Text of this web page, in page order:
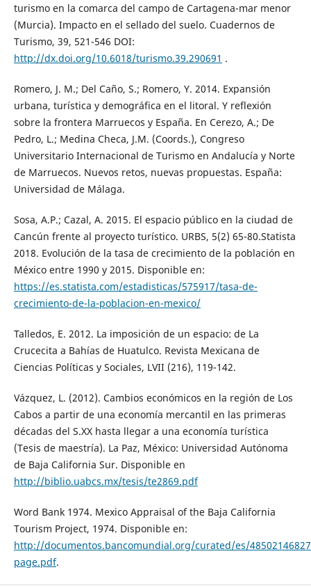
turismo en la comarca del campo de Cartagena-mar menor
(Murcia). Impacto en el sellado del suelo. Cuadernos de
Turismo, 39, 521-546 DOI:
http://dx.doi.org/10.6018/turismo.39.290691 .
Romero, J. M.; Del Caño, S.; Romero, Y. 2014. Expansión
urbana, turística y demográfica en el litoral. Y reflexión
sobre la frontera Marruecos y España. En Cerezo, A.; De
Pedro, L.; Medina Checa, J.M. (Coords.), Congreso
Universitario Internacional de Turismo en Andalucía y Norte
de Marruecos. Nuevos retos, nuevas propuestas. España:
Universidad de Málaga.
Sosa, A.P.; Cazal, A. 2015. El espacio público en la ciudad de
Cancún frente al proyecto turístico. URBS, 5(2) 65-80.Statista
2018. Evolución de la tasa de crecimiento de la población en
México entre 1990 y 2015. Disponible en:
https://es.statista.com/estadisticas/575917/tasa-de-
crecimiento-de-la-poblacion-en-mexico/
Talledos, E. 2012. La imposición de un espacio: de La
Crucecita a Bahías de Huatulco. Revista Mexicana de
Ciencias Políticas y Sociales, LVII (216), 119-142.
Vázquez, L. (2012). Cambios económicos en la región de Los
Cabos a partir de una economía mercantil en las primeras
décadas del S.XX hasta llegar a una economía turística
(Tesis de maestría). La Paz, México: Universidad Autónoma
de Baja California Sur. Disponible en
http://biblio.uabcs.mx/tesis/te2869.pdf
Word Bank 1974. Mexico Appraisal of the Baja California
Tourism Project, 1974. Disponible en:
http://documentos.bancomundial.org/curated/es/
page.pdf.